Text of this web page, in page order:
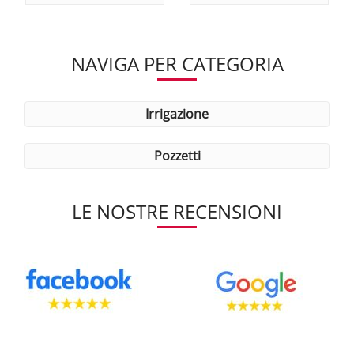
NAVIGA PER CATEGORIA
irrigazione
pozzetti
LE NOSTRE RECENSIONI